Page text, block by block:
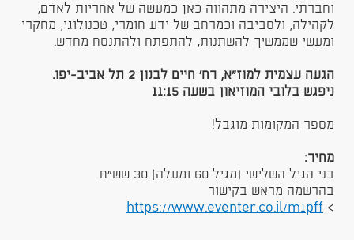
וחברתי. היצירה מתהווה כאן כמעשה של אחריות לאדם,
לקהילה, ולסביבה וכמרחב של ידע חומרי, טכנולוגי, מחקרי
ומעשי שממשיך להשתנות, להתפתח ולהתנסח מחדש.
הגעה עצמית למוז"א, רח' חיים לבנון 2 תל אביב-יפו.
ניפגש בלובי המוזיאון בשעה 11:15
מספר המקומות מוגבל!
מחיר:
בני הגיל השלישי (מגיל 60 ומעלה) 30 שש"ח
בהרשמה מראש בקישור
>
https://www.eventer.co.il/m1pff